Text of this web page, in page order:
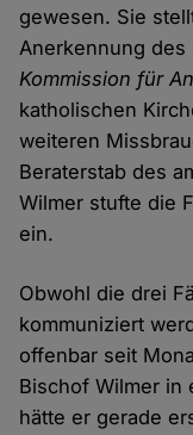
gewesen. Sie
Anerkennung des
Kommission für
katholischen
weiteren
Beraterstab des
Wilmer stufte die
ein.
Obwohl die drei
kommuniziert
offenbar seit
Bischof Wilmer in
hätte er gerade